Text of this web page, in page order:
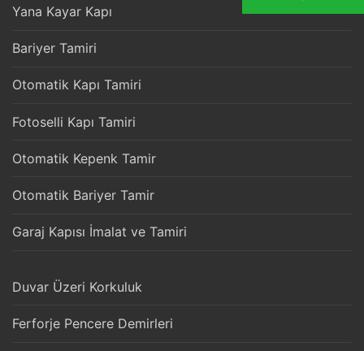
Yana Kayar Kapı
Bariyer Tamiri
Otomatik Kapı Tamiri
Fotoselli Kapı Tamiri
Otomatik Kepenk Tamir
Otomatik Bariyer Tamir
Garaj Kapısı İmalat ve Tamiri
Duvar Üzeri Korkuluk
Ferforje Pencere Demirleri